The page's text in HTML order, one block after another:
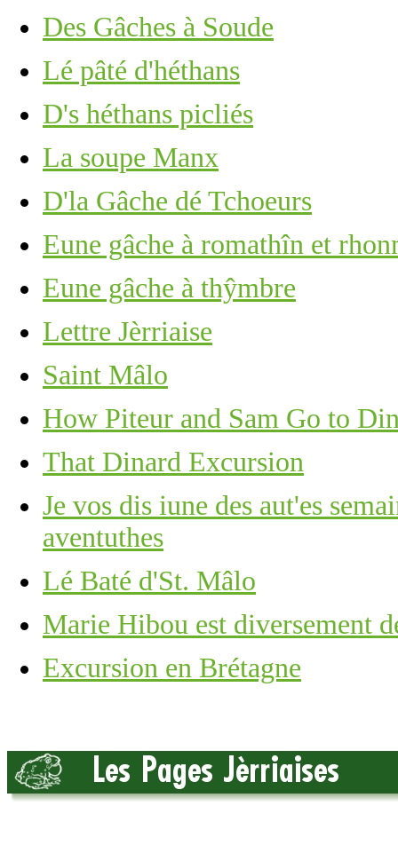
Des Gâches à Soude
Lé pâté d'héthans
D's héthans picliés
La soupe Manx
D'la Gâche dé Tchoeurs
Eune gâche à romathîn et
Eune gâche à thŷmbre
Lettre Jèrriaise
Saint Mâlo
How Piteur and Sam Go to
That Dinard Excursion
Je vos dis iune des aut'es
aventuthes
Lé Baté d'St. Mâlo
Marie Hibou est diversement
Excursion en Brétagne